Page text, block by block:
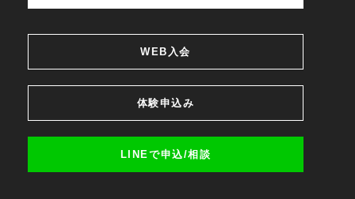
WEB入会
体験申込み
LINEで申込/相談